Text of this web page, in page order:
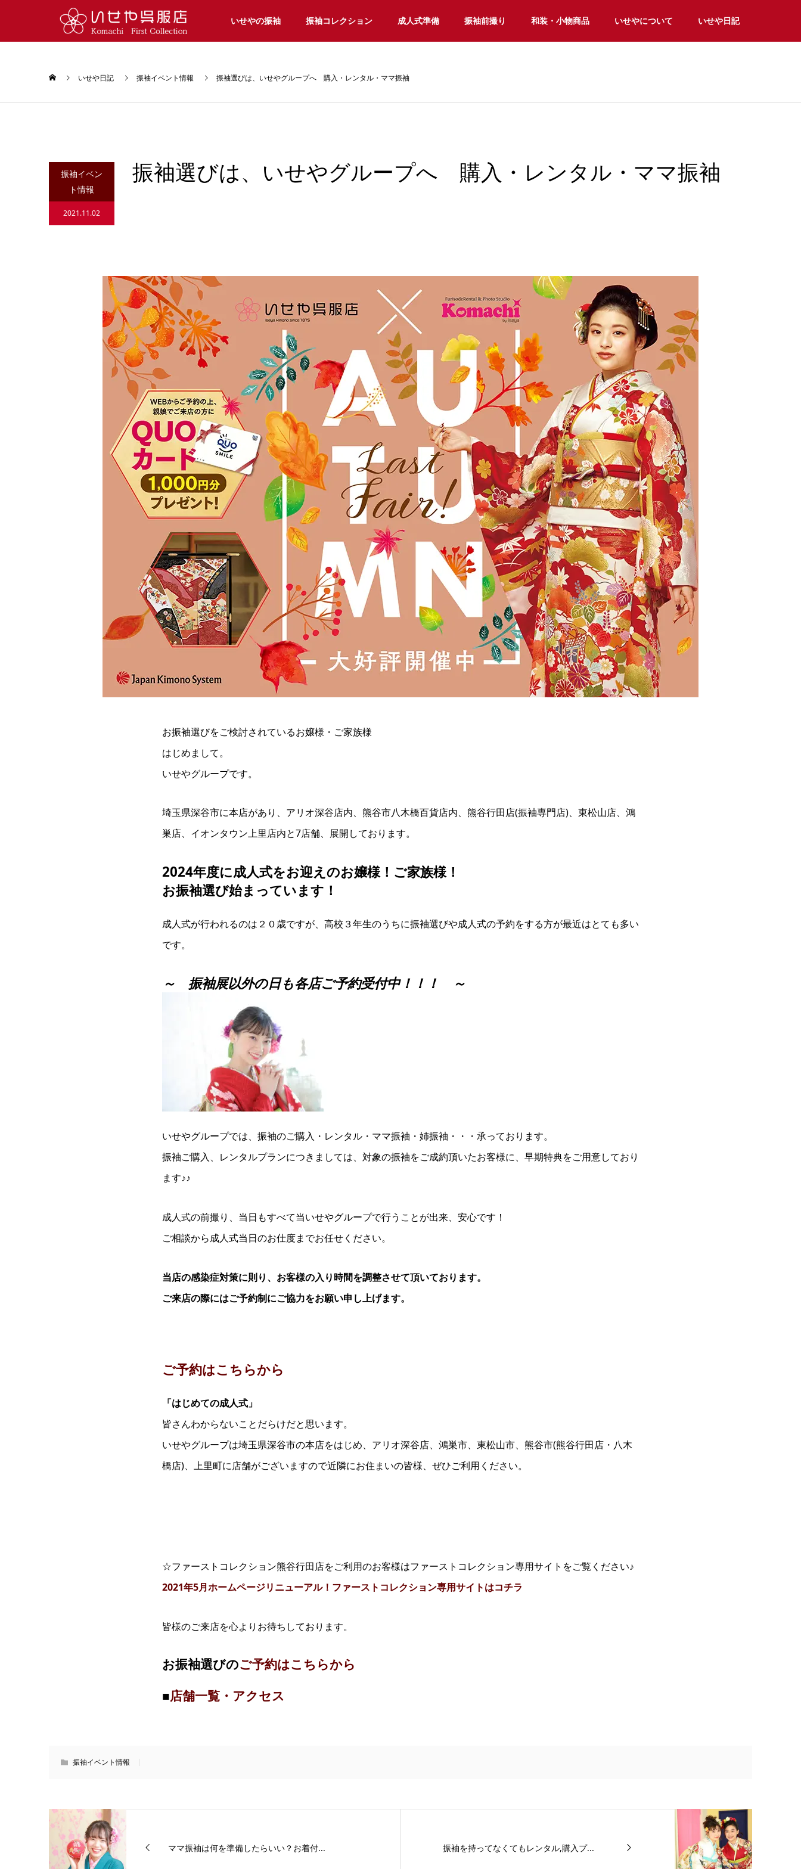
いせやの振袖 振袖コレクション 成人式準備 振袖前撮り 和装・小物商品 いせやについて いせや日記
いせや日記 振袖イベント情報 振袖選びは、いせやグループへ 購入・レンタル・ママ振袖
振袖イベン
ト情報
2021.11.02
振袖選びは、いせやグループへ 購入・レンタル・ママ振袖
お振袖選びをご検討されているお嬢様・ご家族様
はじめまして。
いせやグループです。
埼玉県深谷市に本店があり、アリオ深谷店内、熊谷市八木橋百貨店内、熊谷行田店(振袖専門店)、東松山店、鴻
巣店、イオンタウン上里店内と7店舗、展開しております。
2024年度に成人式をお迎えのお嬢様！ご家族様！
お振袖選び始まっています！
成人式が行われるのは２０歳ですが、高校３年生のうちに振袖選びや成人式の予約をする方が最近はとても多い
です。
～ 振袖展以外の日も各店ご予約受付中！！！ ～
いせやグループでは、振袖のご購入・レンタル・ママ振袖・姉振袖・・・承っております。
振袖ご購入、レンタルプランにつきましては、対象の振袖をご成約頂いたお客様に、早期特典をご用意しており
ます♪♪
成人式の前撮り、当日もすべて当いせやグループで行うことが出来、安心です！
ご相談から成人式当日のお仕度までお任せください。
当店の感染症対策に則り、お客様の入り時間を調整させて頂いております。
ご来店の際にはご予約制にご協力をお願い申し上げます。
ご予約はこちらから
「はじめての成人式」
皆さんわからないことだらけだと思います。
いせやグループは埼玉県深谷市の本店をはじめ、アリオ深谷店、鴻巣市、東松山市、熊谷市(熊谷行田店・八木
橋店)、上里町に店舗がございますので近隣にお住まいの皆様、ぜひご利用ください。
☆ファーストコレクション熊谷行田店をご利用のお客様はファーストコレクション専用サイトをご覧ください♪
2021年5月ホームページリニューアル！ファーストコレクション専用サイトはコチラ
皆様のご来店を心よりお待ちしております。
お振袖選びのご予約はこちらから
■店舗一覧・アクセス
振袖イベント情報
ママ振袖は何を準備したらいい？お着付... 振袖を持ってなくてもレンタル,購入プ...